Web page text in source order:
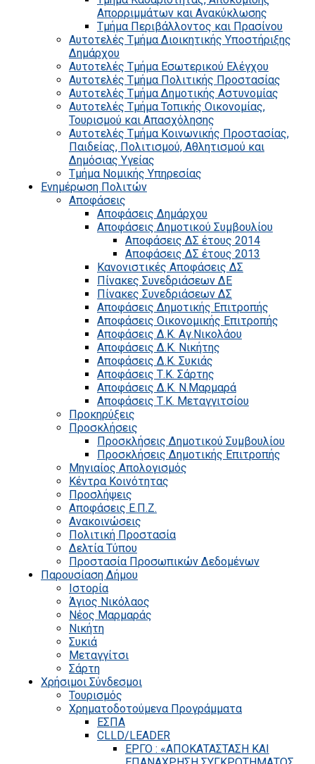
Απορριμμάτων και Ανακύκλωσης
Τμήμα Περιβάλλοντος και Πρασίνου
Αυτοτελές Τμήμα Διοικητικής Υποστήριξης
Δημάρχου
Αυτοτελές Τμήμα Εσωτερικού Ελέγχου
Αυτοτελές Τμήμα Πολιτικής Προστασίας
Αυτοτελές Τμήμα Δημοτικής Αστυνομίας
Αυτοτελές Τμήμα Τοπικής Οικονομίας,
Τουρισμού και Απασχόλησης
Αυτοτελές Τμήμα Κοινωνικής Προστασίας,
Παιδείας, Πολιτισμού, Αθλητισμού και
Δημόσιας Υγείας
Τμήμα Νομικής Υπηρεσίας
Ενημέρωση Πολιτών
Αποφάσεις
Αποφάσεις Δημάρχου
Αποφάσεις Δημοτικού Συμβουλίου
Αποφάσεις ΔΣ έτους 2014
Αποφάσεις ΔΣ έτους 2013
Κανονιστικές Αποφάσεις ΔΣ
Πίνακες Συνεδριάσεων ΔΕ
Πίνακες Συνεδριάσεων ΔΣ
Αποφάσεις Δημοτικής Επιτροπής
Αποφάσεις Οικονομικής Επιτροπής
Αποφάσεις Δ.Κ. Αγ.Νικολάου
Αποφάσεις Δ.Κ. Νικήτης
Αποφάσεις Δ.Κ. Συκιάς
Αποφάσεις Τ.Κ. Σάρτης
Αποφάσεις Δ.Κ. Ν.Μαρμαρά
Αποφάσεις Τ.Κ. Μεταγγιτσίου
Προκηρύξεις
Προσκλήσεις
Προσκλήσεις Δημοτικού Συμβουλίου
Προσκλήσεις Δημοτικής Επιτροπής
Μηνιαίος Απολογισμός
Κέντρα Κοινότητας
Προσλήψεις
Αποφάσεις Ε.Π.Ζ.
Ανακοινώσεις
Πολιτική Προστασία
Δελτία Τύπου
Προστασία Προσωπικών Δεδομένων
Παρουσίαση Δήμου
Ιστορία
Άγιος Νικόλαος
Νέος Μαρμαράς
Νικήτη
Συκιά
Μεταγγίτσι
Σάρτη
Χρήσιμοι Σύνδεσμοι
Τουρισμός
Χρηματοδοτούμενα Προγράμματα
ΕΣΠΑ
CLLD/LEADER
ΕΡΓΟ : «ΑΠΟΚΑΤΑΣΤΑΣΗ ΚΑΙ